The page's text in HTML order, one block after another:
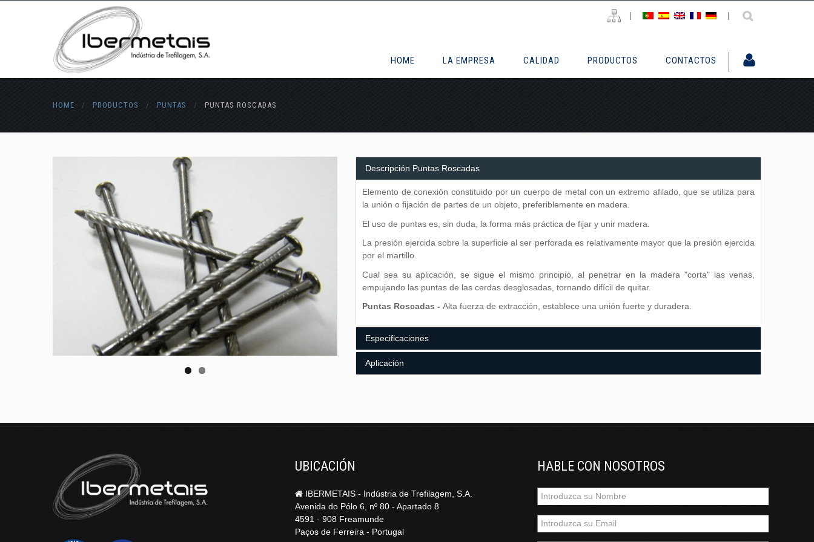
| |
HOME LA EMPRESA CALIDAD PRODUCTOS CONTACTOS
HOME / PRODUCTOS / PUNTAS / PUNTAS ROSCADAS
Descripción Puntas Roscadas
Elemento de conexión constituido por un cuerpo de metal con un extremo afilado, que se utiliza para
la unión o fijación de partes de un objeto, preferiblemente en madera.
El uso de puntas es, sin duda, la forma más práctica de fijar y unir madera.
La presión ejercida sobre la superficie al ser perforada es relativamente mayor que la presión ejercida
por el martillo.
Cual sea su aplicación, se sigue el mismo principio, al penetrar en la madera "corta" las venas,
empujando las puntas de las cerdas desglosadas, tornando difícil de quitar.
Puntas Roscadas - Alta fuerza de extracción, establece una unión fuerte y duradera.
Especificaciones
Composición Química
Aplicación
Pallets;
UBICACIÓN
IBERMETAIS - Indústria de Trefilagem, S.A.
Avenida do Pólo 6, nº 80 - Apartado 8
4591 - 908 Freamunde
Paços de Ferreira - Portugal
HABLE CON NOSOTROS